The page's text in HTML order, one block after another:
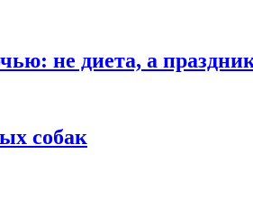
не диета, а
собак